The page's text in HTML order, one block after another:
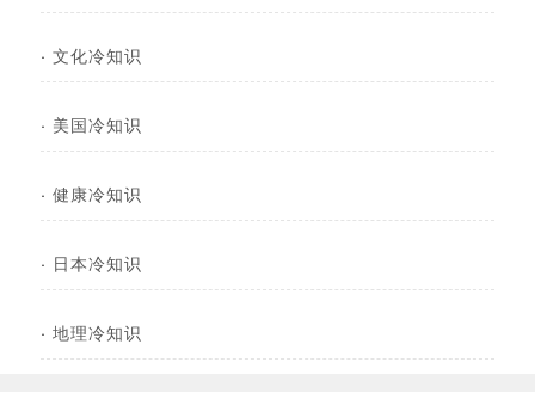
· 文化冷知识
· 美国冷知识
· 健康冷知识
· 日本冷知识
· 地理冷知识